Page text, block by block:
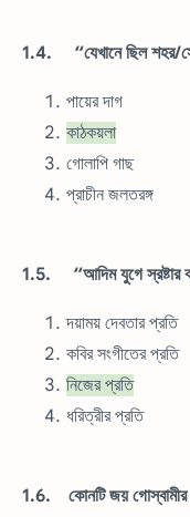
1.4. “যেখানে ছিল শহর/
পায়ের দাগ
কাঠকয়লা
গোলাপি গাছ
প্রাচীন জলতরঙ্গ
1.5. “আদিম যুগে স্রষ্টার
দয়াময় দেবতার প্রতি
কবির সংগীতের প্রতি
নিজের প্রতি
ধরিত্রীর প্রতি
1.6. কোনটি জয় গোস্বামীর